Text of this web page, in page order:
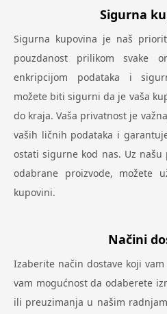
Sigurna
Sigurna kupovina je naš
pouzdanost prilikom svake
enkripcijom podataka i
možete biti sigurni da je vaša
do kraja. Vaša privatnost je
vaših ličnih podataka i
ostati sigurne kod nas. Uz
odabrane proizvode, možete
kupovini.
Načini
Izaberite način dostave koji
vam mogućnost da odaberete
ili preuzimanja u našim